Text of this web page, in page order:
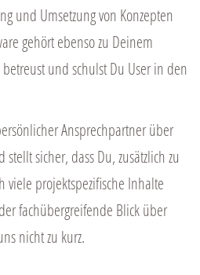
und Umsetzung von Konzepten
gehört ebenso zu Deinem
und schulst Du User in den
Ansprechpartner über
sicher, dass Du, zusätzlich zu
viele projektspezifische Inhalte
fachübergreifende Blick über
nicht zu kurz.